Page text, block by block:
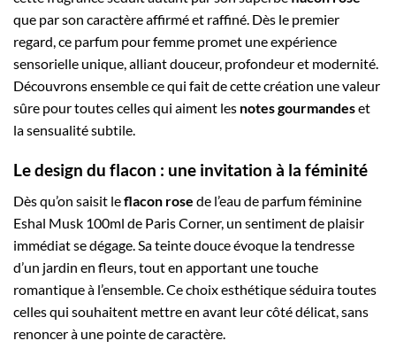
que par son caractère affirmé et raffiné. Dès le premier
regard, ce parfum pour femme promet une expérience
sensorielle unique, alliant douceur, profondeur et modernité.
Découvrons ensemble ce qui fait de cette création une valeur
sûre pour toutes celles qui aiment les notes gourmandeset
la sensualité subtile.
Le design du flacon : une invitation à la féminité
Dès qu’on saisit leflacon rose de l’eau de parfum féminine
Eshal Musk 100ml de Paris Corner, un sentiment de plaisir
immédiat se dégage. Sa teinte douce évoque la tendresse
d’un jardin en fleurs, tout en apportant une touche
romantique à l’ensemble. Ce choix esthétique séduira toutes
celles qui souhaitent mettre en avant leur côté délicat, sans
renoncer à une pointe de caractère.